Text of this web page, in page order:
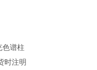
色谱柱
时注明